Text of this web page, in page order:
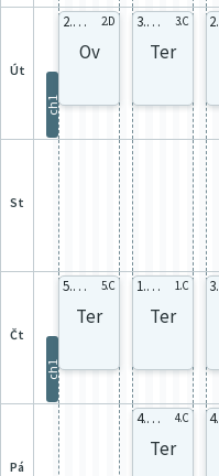
út
2.D celá 2.D
Ov
3.C celá 3.C
Ter
ch1
st
čt
5.C celá 5.C
Ter
1.C celá 1.C
Ter
ch1
pá
4.C celá 4.C
Ter